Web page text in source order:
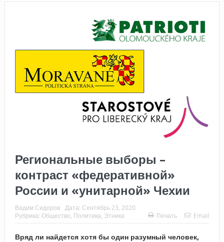
Региональные выборы –
контраст «федеративной»
России и «унитарной» Чехии
Вадим Сидоров Дата: Сентябрь 23, 2020
Рубрика: Общество Политика Этника Печать Email
Вряд ли найдется хотя бы один разумный человек,